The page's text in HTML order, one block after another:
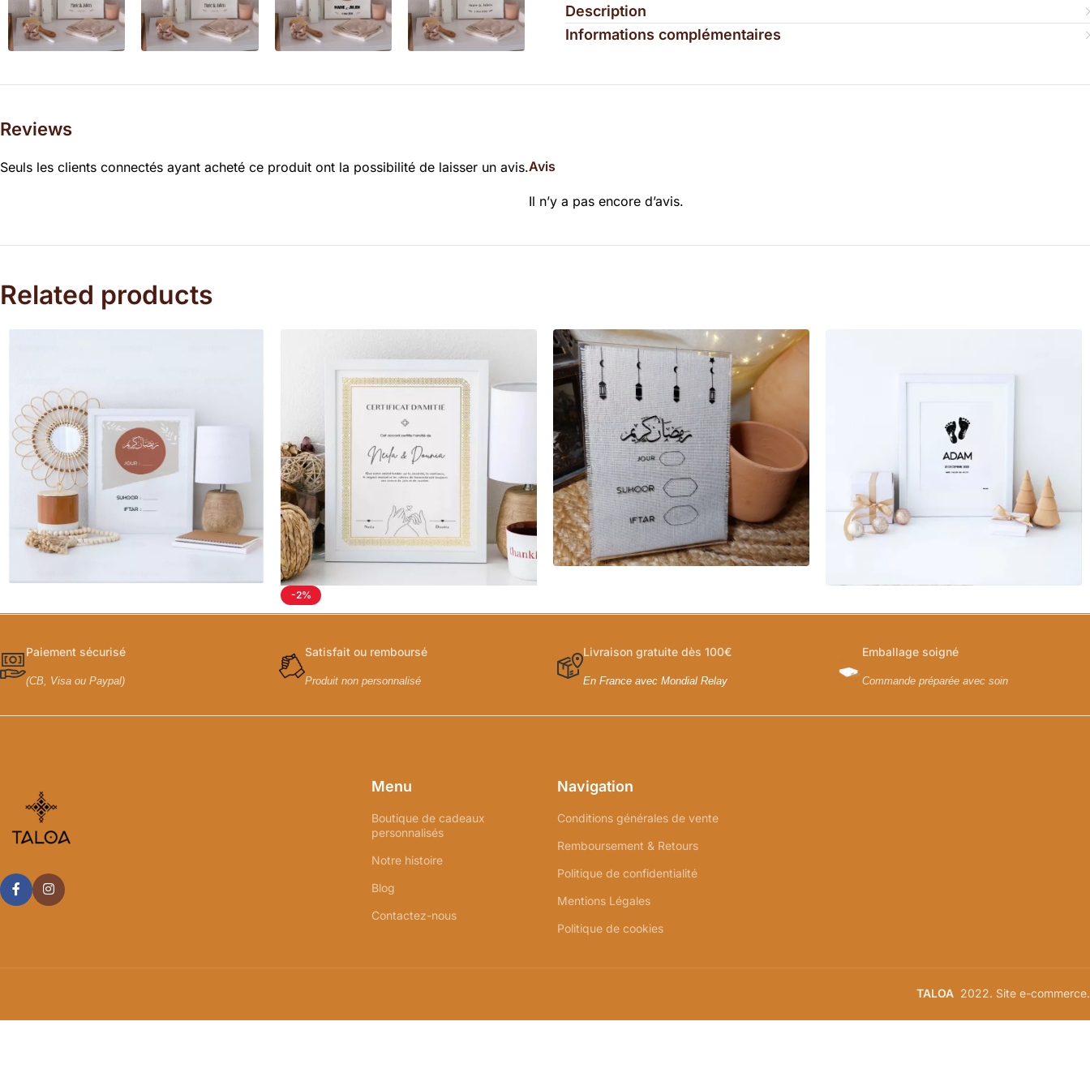
Description
Informations complémentaires
Reviews
Avis
Il n’y a pas encore d’avis.
Seuls les clients connectés ayant acheté ce produit ont la possibilité de laisser un avis.
Related products
-2%
Paiement sécurisé
(CB, Visa ou Paypal)
Satisfait ou remboursé
Produit non personnalisé
Livraison gratuite dès 100€
En France avec Mondial Relay
Emballage soigné
Commande préparée avec soin
Menu
Boutique de cadeaux
personnalisés
Notre histoire
Blog
Contactez-nous
Navigation
Conditions générales de vente
Remboursement & Retours
Politique de confidentialité
Mentions Légales
Politique de cookies
TALOA 2022. Site e-commerce.